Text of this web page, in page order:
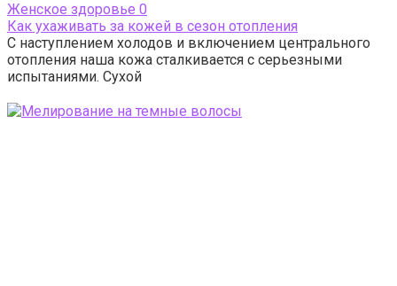
Женское здоровье 0
Как ухаживать за кожей в сезон отопления
С наступлением холодов и включением центрального
отопления наша кожа сталкивается с серьезными
испытаниями. Сухой